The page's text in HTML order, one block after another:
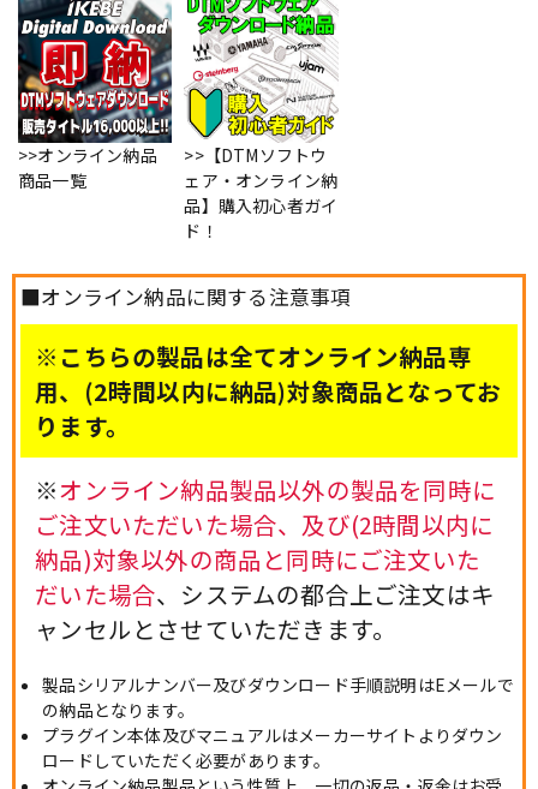
>>オンライン納品
商品一覧
>>【DTMソフトウ
ェア・オンライン納
品】購入初心者ガイ
ド！
■オンライン納品に関する注意事項
※こちらの製品は全てオンライン納品専
用、(2時間以内に納品)対象商品となってお
ります。
※オンライン納品製品以外の製品を同時に
ご注文いただいた場合、及び(2時間以内に
納品)対象以外の商品と同時にご注文いた
だいた場合、システムの都合上ご注文はキ
ャンセルとさせていただきます。
製品シリアルナンバー及びダウンロード手順説明はEメールで
の納品となります。
プラグイン本体及びマニュアルはメーカーサイトよりダウン
ロードしていただく必要があります。